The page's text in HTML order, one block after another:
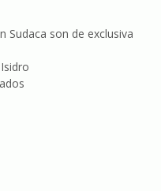
Sudaca son de exclusiva